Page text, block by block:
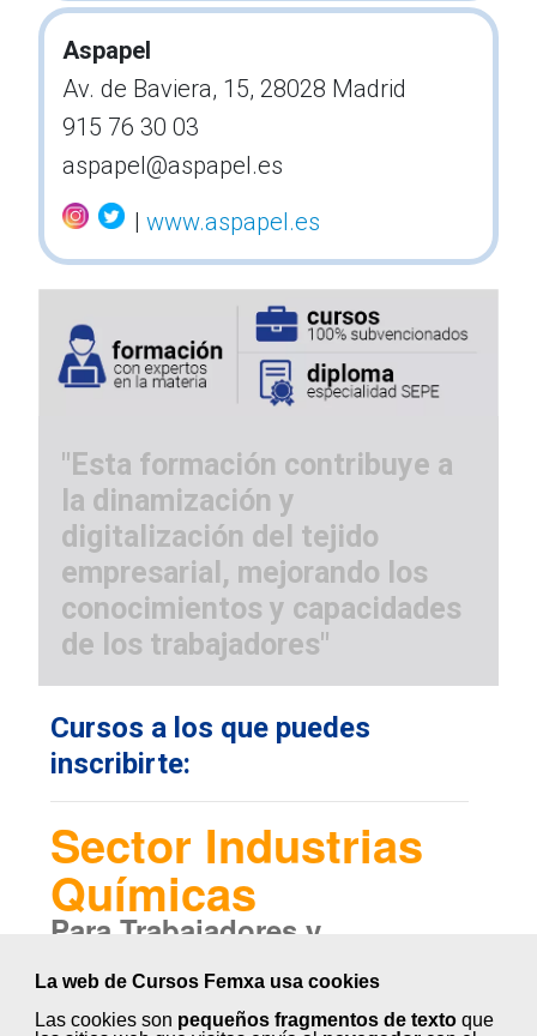
La web de Cursos Femxa usa cookies
Las cookies son pequeños fragmentos de textoque
Aspapel
Av. de Baviera, 15, 28028 Madrid
915 76 30 03
aspapel@aspapel.es
| www.aspapel.es
"Esta formación contribuye a
la dinamización y
digitalización del tejido
empresarial, mejorando los
conocimientos y capacidades
de los trabajadores"
Cursos a los que puedes
inscribirte:
Sector Industrias
Químicas
Para Trabajadores y
Autónomos.
Fabricación de papel